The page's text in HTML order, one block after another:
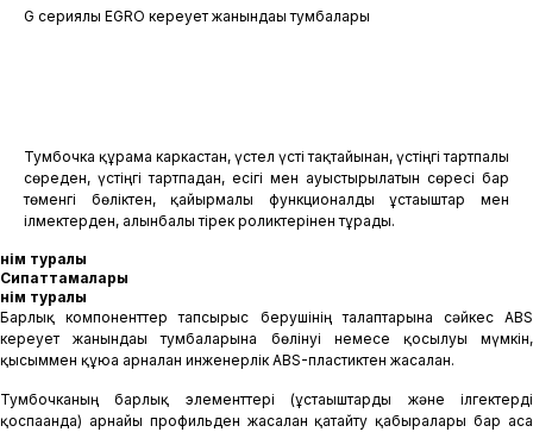
G сериялы EGRO кереует жанындағы тумбалары
Тумбочка құрама каркастан, үстел үсті тақтайынан, үстіңгі тартпалы
сөреден, үстіңгі тартпадан, есігі мен ауыстырылатын сөресі бар
төменгі бөліктен, қайырмалы функционалды ұстағыштар мен
ілмектерден, алынбалы тірек роликтерінен тұрады.
Өнім туралы
Сипаттамалары
Өнім туралы
Барлық компоненттер тапсырыс берушінің талаптарына сәйкес ABS
кереует жанындағы тумбаларына бөлінуі немесе қосылуы мүмкін,
қысыммен құюға арналған инженерлік ABS-пластиктен жасалған.
Тумбочканың барлық элементтері (ұстағыштарды және ілгектерді
қоспағанда) арнайы профильден жасалған қатайту қабырғалары бар аса